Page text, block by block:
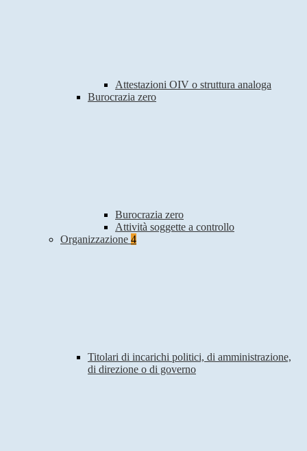
Attestazioni OIV o struttura analoga
Burocrazia zero
Burocrazia zero
Attività soggette a controllo
Organizzazione 4
Titolari di incarichi politici, di amministrazione,
di direzione o di governo